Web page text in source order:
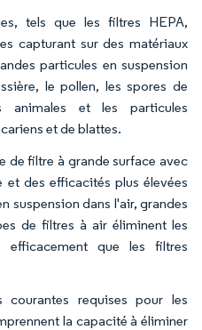
tels que les filtres HEPA,
capturant sur des matériaux
particules en suspension
le pollen, les spores de
animales et les particules
et de blattes.
de filtre à grande surface avec
des efficacités plus élevées
suspension dans l'air, grandes
de filtres à air éliminent les
efficacement que les filtres
requises pour les
la capacité à éliminer